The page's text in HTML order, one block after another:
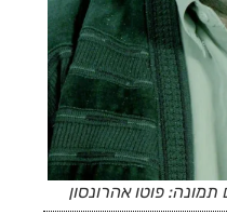
פוטו אהרונסון